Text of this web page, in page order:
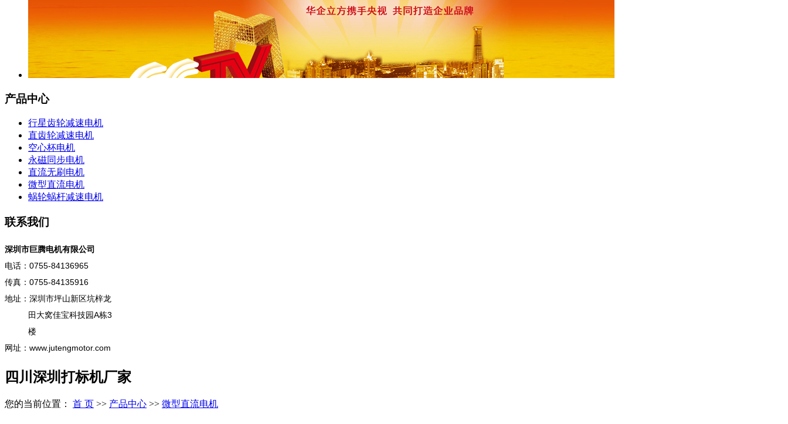
产品中心
行星齿轮减速电机
直齿轮减速电机
空心杯电机
永磁同步电机
直流无刷电机
微型直流电机
蜗轮蜗杆减速电机
联系我们
深圳市巨腾电机有限公司
电话：0755-84136965
传真：0755-84135916
地址：深圳市坪山新区坑梓龙
田大窝佳宝科技园A栋3
楼
网址：www.jutengmotor.com
四川深圳打标机厂家
您的当前位置： 首 页 >> 产品中心 >> 微型直流电机